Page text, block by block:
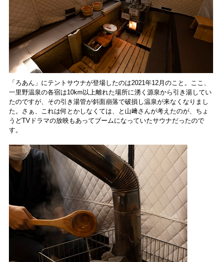
「ろあん」にテントサウナが登場したのは2021年12月のこと。ここ、
一里野温泉の各宿は10km以上離れた場所に湧く源泉から引き湯してい
たのですが、その引き湯管が斜面崩落で破損し温泉が来なくなりまし
た。さぁ、これは何とかしなくては、と山﨑さんが考えたのが、ちょ
うどTVドラマの放映もあってブームになっていたサウナだったので
す。